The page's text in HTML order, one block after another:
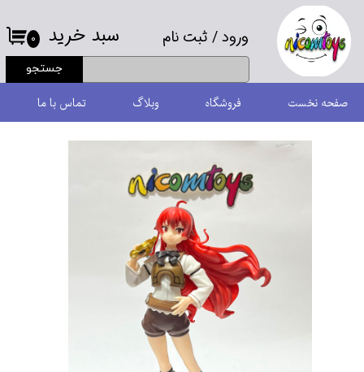
ورود/ ثبت نام
حساب کاربری من
تغییر گذر واژه
سفارشات
جستجو
۰ سبد خرید
صفحه نخست فروشگاه وبلاگ تماس با ما